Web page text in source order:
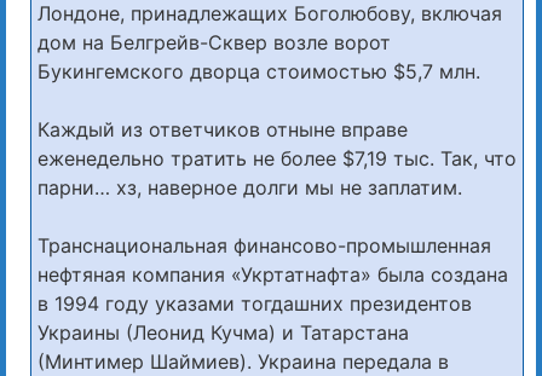
Лондоне, принадлежащих Боголюбову, включая
дом на Белгрейв-Сквер возле ворот
Букингемского дворца стоимостью $5,7 млн.
Каждый из ответчиков отныне вправе
еженедельно тратить не более $7,19 тыс. Так, что
парни… хз, наверное долги мы не заплатим.
Транснациональная финансово-промышленная
нефтяная компания «Укртатнафта» была создана
в 1994 году указами тогдашних президентов
Украины (Леонид Кучма) и Татарстана
(Минтимер Шаймиев). Украина передала в